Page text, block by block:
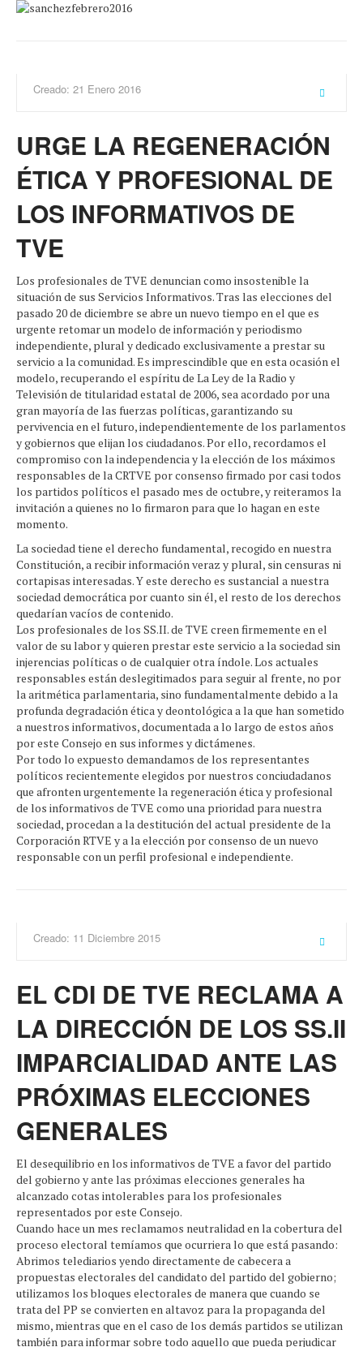
Creado: 21 Enero 2016
URGE LA REGENERACIÓN
ÉTICA Y PROFESIONAL DE
LOS INFORMATIVOS DE
TVE
Los profesionales de TVE denuncian como insostenible la
situación de sus Servicios Informativos. Tras las elecciones del
pasado 20 de diciembre se abre un nuevo tiempo en el que es
urgente retomar un modelo de información y periodismo
independiente, plural y dedicado exclusivamente a prestar su
servicio a la comunidad. Es imprescindible que en esta ocasión el
modelo, recuperando el espíritu de La Ley de la Radio y
Televisión de titularidad estatal de 2006, sea acordado por una
gran mayoría de las fuerzas políticas, garantizando su
pervivencia en el futuro, independientemente de los parlamentos
y gobiernos que elijan los ciudadanos. Por ello, recordamos el
compromiso con la independencia y la elección de los máximos
responsables de la CRTVE por consenso firmado por casi todos
los partidos políticos el pasado mes de octubre, y reiteramos la
invitación a quienes no lo firmaron para que lo hagan en este
momento.
La sociedad tiene el derecho fundamental, recogido en nuestra
Constitución, a recibir información veraz y plural, sin censuras ni
cortapisas interesadas. Y este derecho es sustancial a nuestra
sociedad democrática por cuanto sin él, el resto de los derechos
quedarían vacíos de contenido.
Los profesionales de los SS.II. de TVE creen firmemente en el
valor de su labor y quieren prestar este servicio a la sociedad sin
injerencias políticas o de cualquier otra índole. Los actuales
responsables están deslegitimados para seguir al frente, no por
la aritmética parlamentaria, sino fundamentalmente debido a la
profunda degradación ética y deontológica a la que han sometido
a nuestros informativos, documentada a lo largo de estos años
por este Consejo en sus informes y dictámenes.
Por todo lo expuesto demandamos de los representantes
políticos recientemente elegidos por nuestros conciudadanos
que afronten urgentemente la regeneración ética y profesional
de los informativos de TVE como una prioridad para nuestra
sociedad, procedan a la destitución del actual presidente de la
Corporación RTVE y a la elección por consenso de un nuevo
responsable con un perfil profesional e independiente.
Creado: 11 Diciembre 2015
EL CDI DE TVE RECLAMA A
LA DIRECCIÓN DE LOS SS.II
IMPARCIALIDAD ANTE LAS
PRÓXIMAS ELECCIONES
GENERALES
El desequilibrio en los informativos de TVE a favor del partido
del gobierno y ante las próximas elecciones generales ha
alcanzado cotas intolerables para los profesionales
representados por este Consejo.
Cuando hace un mes reclamamos neutralidad en la cobertura del
proceso electoral temíamos que ocurriera lo que está pasando:
Abrimos telediarios yendo directamente de cabecera a
propuestas electorales del candidato del partido del gobierno;
utilizamos los bloques electorales de manera que cuando se
trata del PP se convierten en altavoz para la propaganda del
mismo, mientras que en el caso de los demás partidos se utilizan
también para informar sobre todo aquello que pueda perjudicar